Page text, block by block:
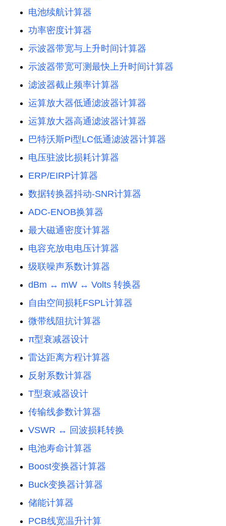
电池续航计算器
功率密度计算器
示波器带宽与上升时间计算器
示波器带宽可测最快上升时间计算器
滤波器截止频率计算器
运算放大器低通滤波器计算器
运算放大器高通滤波器计算器
巴特沃斯Pi型LC低通滤波器计算器
电压驻波比损耗计算器
ERP/EIRP计算器
数据转换器抖动-SNR计算器
ADC-ENOB换算器
最大磁通密度计算器
电容充放电电压计算器
级联噪声系数计算器
dBm ↔ mW ↔ Volts 转换器
自由空间损耗FSPL计算器
微带线阻抗计算器
π型衰减器设计
雷达距离方程计算器
反射系数计算器
T型衰减器设计
传输线参数计算器
VSWR ↔ 回波损耗转换
电池寿命计算器
Boost变换器计算器
Buck变换器计算器
储能计算器
PCB线宽温升计算